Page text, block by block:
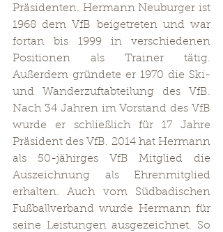
Präsidenten. Hermann Neuburger ist
1968 dem VfB beigetreten und war
fortan bis 1999 in verschiedenen
Positionen als Trainer tätig.
Außerdem gründete er 1970 die Ski-
und Wanderzuftabteilung des VfB.
Nach 34 Jahren im Vorstand des VfB
wurde er schließlich für 17 Jahre
Präsident des VfB. 2014 hat Hermann
als 50-jähirges VfB Mitglied die
Auszeichnung als Ehrenmitglied
erhalten. Auch vom Südbadischen
Fußballverband wurde Hermann für
seine Leistungen ausgezeichnet. So